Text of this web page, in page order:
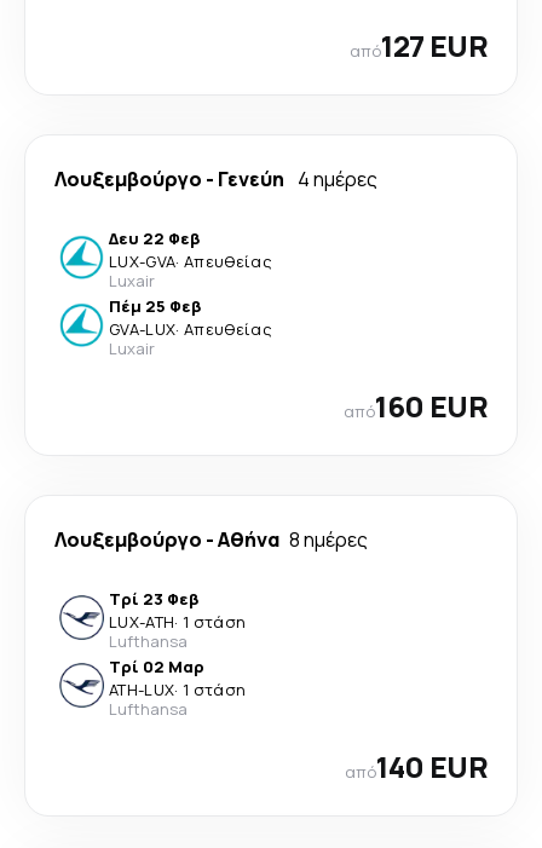
από127 EUR
Λουξεμβούργο - Γενεύη 4 ημέρες
Δευ 22 Φεβ
LUX-GVA· Απευθείας
Luxair
Πέμ 25 Φεβ
GVA-LUX· Απευθείας
Luxair
από160 EUR
Λουξεμβούργο -Αθήνα 8 ημέρες
Τρί 23 Φεβ
LUX-ATH· 1 στάση
Lufthansa
Τρί 02 Μαρ
ATH-LUX· 1 στάση
Lufthansa
από140 EUR